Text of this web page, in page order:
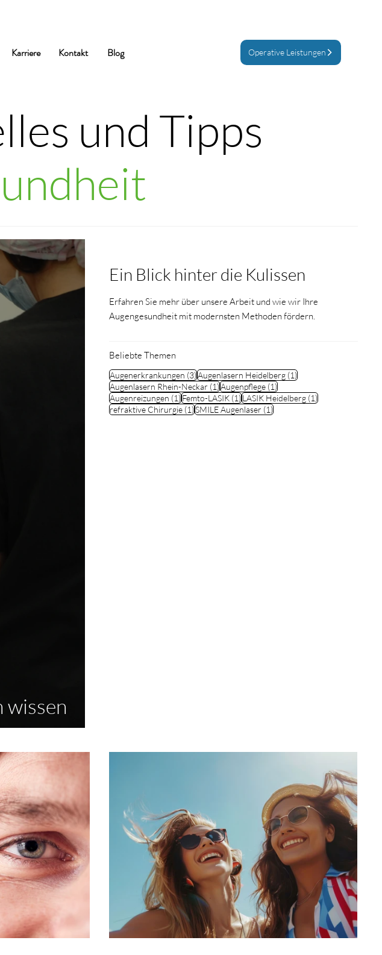
Karriere Kontakt Blog Operative Leistungen
und Tipps
Ein Blick hinter die Kulissen
Erfahren Sie mehr über unsere Arbeit und wie wir Ihre
Augengesundheit mit modernsten Methoden fördern.
Beliebte Themen
Augenerkrankungen (3)3 Beiträge
Augenlasern Heidelberg (1)1 Beitrag
Augenlasern Rhein-Neckar (1)1 Beitrag
Augenpflege (1)1 Beitrag
Augenreizungen (1)1 Beitrag
Femto-LASIK (1)1 Beitrag
LASIK Heidelberg (1)1 Beitrag
refraktive Chirurgie (1)1 Beitrag
SMILE Augenlaser (1)1 Beitrag
wissen